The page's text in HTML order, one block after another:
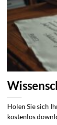
Holen Sie sich
kostenlos